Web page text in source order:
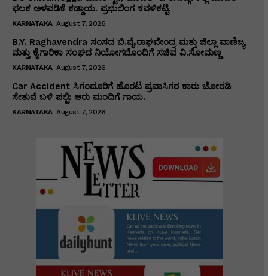
ಫಲಕ ಅಳವಡಿಕೆ ಕಡ್ಡಾಯ. ಪ್ರಭುಲಿಂಗ ಕವಳಿಕಟ್ಟಿ.
KARNATAKA August 7, 2026
B.Y. Raghavendra ಸಂಸದ ಬಿ.ವೈ.ರಾಘವೇಂದ್ರ ಮತ್ತು ಜಿಲ್ಲಾ ವಾಣಿಜ್ಯ
ಮತ್ತು ಕೈಗಾರಿಕಾ ಸಂಘದ ನಿಯೋಗದೊಂದಿಗೆ ಸಚಿವ ವಿ‌.ಸೋಮಣ್ಣ
KARNATAKA August 7, 2026
Car Accident ಸಿಗಂದೂರಿಗೆ ಹೊರಟ ಪ್ರವಾಸಿಗರ ಕಾರು ಚೋರಡಿ
ಸೇತುವೆ ಬಳಿ ಪಲ್ಟಿ: ಆರು ಮಂದಿಗೆ ಗಾಯ.
KARNATAKA August 7, 2026